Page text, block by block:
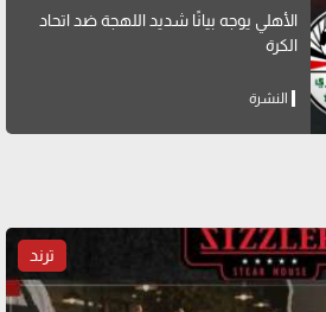
الأهلي يوجه بيانًا شديد اللهجة ضد اتحاد
الكرة
النشرة
ترند